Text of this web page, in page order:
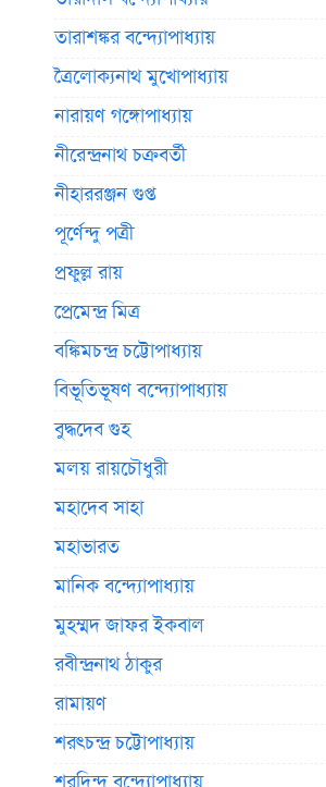
তারাশঙ্কর বন্দ্যোপাধ্যায়
ত্রৈলোক্যনাথ মুখোপাধ্যায়
নারায়ণ গঙ্গোপাধ্যায়
নীরেন্দ্রনাথ চক্রবর্তী
নীহাররঞ্জন গুপ্ত
পূর্ণেন্দু পত্রী
প্রফুল্ল রায়
প্রেমেন্দ্র মিত্র
বঙ্কিমচন্দ্র চট্টোপাধ্যায়
বিভূতিভূষণ বন্দ্যোপাধ্যায়
বুদ্ধদেব গুহ
মলয় রায়চৌধুরী
মহাদেব সাহা
মহাভারত
মানিক বন্দ্যোপাধ্যায়
মুহম্মদ জাফর ইকবাল
রবীন্দ্রনাথ ঠাকুর
রামায়ণ
শরৎচন্দ্র চট্টোপাধ্যায়